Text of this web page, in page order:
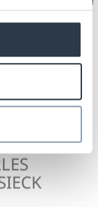
Post
イ
ユ
支え